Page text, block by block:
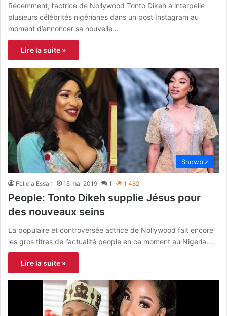
Récemment, l’actrice de Nollywood Tonto Dikeh a interpellé
plusieurs célébrités nigérianes dans un post Instagram au
moment d’annoncer sa nouvelle…
Lire la suite »
Showbiz
Felicia Essan 15 mai 2019 1 1 482
People: Tonto Dikeh supplie Jésus pour
des nouveaux seins
La populaire et controversée actrice de Nollywood fait encore
les gros titres de l’actualité people en ce moment au Nigeria.…
Lire la suite »